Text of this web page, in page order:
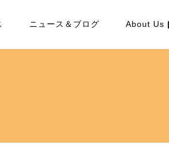
ニュース＆ブログ About Us